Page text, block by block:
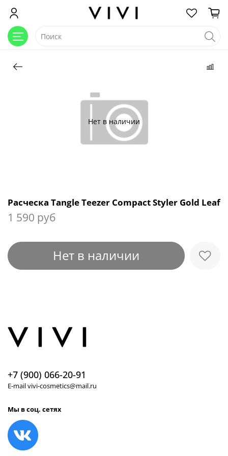
Нет в наличии
Расческа Tangle Teezer Compact Styler Gold Leaf
1 590 руб
Нет в наличии
+7 (900) 066-20-91
E-mail vivi-cosmetics@mail.ru
Мы в соц. сетях